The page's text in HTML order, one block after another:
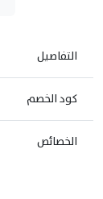
التفاصيل
كود الخصم
الخصائص